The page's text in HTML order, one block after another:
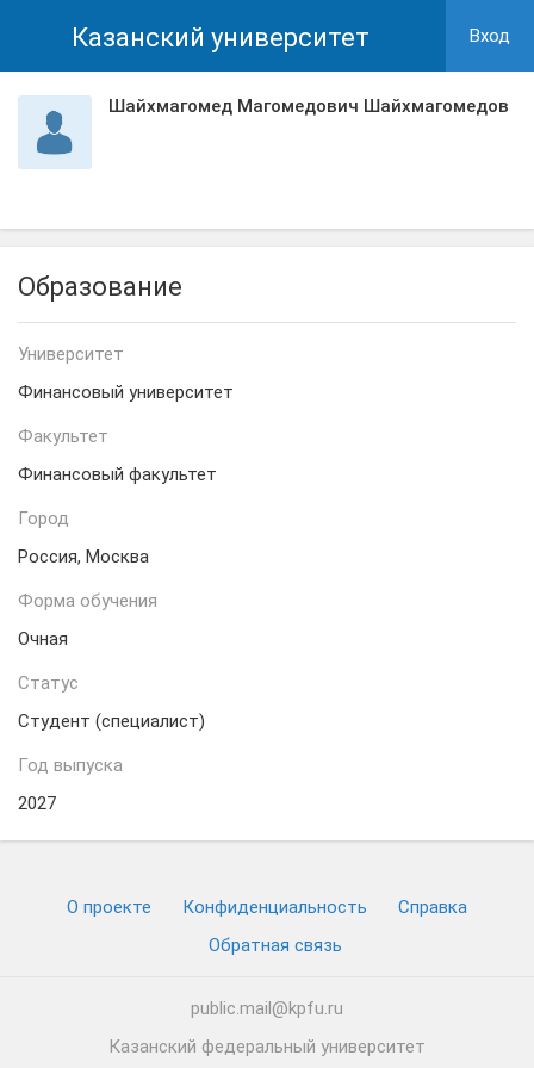
Казанский университет Вход
Шайхмагомед Магомедович Шайхмагомедов
Образование
Университет
Финансовый университет
Факультет
Финансовый факультет
Город
Россия, Москва
Форма обучения
Очная
Статус
Студент (специалист)
Год выпуска
2027
О проекте Конфиденциальность
Cправка
Обратная связь
public.mail@kpfu.ru
Казанский федеральный университет